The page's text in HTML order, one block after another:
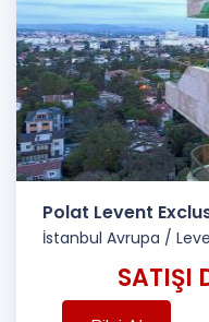
Polat Levent
İstanbul Avrupa /
SATIŞI